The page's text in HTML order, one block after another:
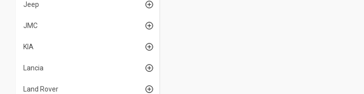
Jeep
JMC
KIA
Lancia
Land Rover